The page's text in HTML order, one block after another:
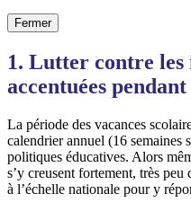
Fermer
1. Lutter contre les
accentuées
La période des vacances
calendrier annuel (16 semaines
politiques éducatives. Alors
s’y creusent fortement, très
à l’échelle nationale pour y